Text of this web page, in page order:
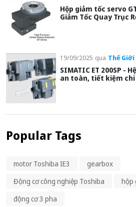
Hộp giảm tốc servo
Giảm Tốc Quay Trục
19/09/2025 qua Thế
SIMATIC ET 200SP -
an toàn, tiết kiệm
Popular Tags
motor Toshiba IE3
gearbox
Động cơ công nghiệp Toshiba
hộp
động cơ 3 pha